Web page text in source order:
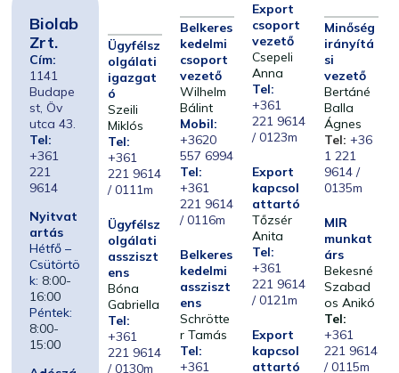
Biolab
Zrt.
Cím:
1141
Budape
st, Öv
utca 43.
Tel:
+361
221
9614
Nyitvat
artás
Hétfő –
Csütörtö
k: 8:00-
16:00
Péntek:
8:00-
15:00
Ügyfélsz
olgálati
igazgat
ó
Szeili
Miklós
Tel:
+361
221 9614
/ 0111m
Ügyfélsz
olgálati
assziszt
ens
Bóna
Gabriella
Tel:
+361
221 9614
/ 0130m
Belkeres
kedelmi
csoport
vezető
Wilhelm
Bálint
Mobil:
+3620
557 6994
Tel:
+361
221 9614
/ 0116m
Belkeres
kedelmi
assziszt
ens
Schrötte
r Tamás
Tel:
+361
Export
csoport
vezető
Csepeli
Anna
Tel:
+361
221 9614
/ 0123m
Export
kapcsol
attartó
Tőzsér
Anita
Tel:
+361
221 9614
/ 0121m
Export
kapcsol
attartó
Minőség
irányítá
si
vezető
Bertáné
Balla
Ágnes
Tel: +36
1 221
9614 /
0135m
MIR
munkat
árs
Bekesné
Szabad
os Anikó
Tel:
+361
221 9614
/ 0115m